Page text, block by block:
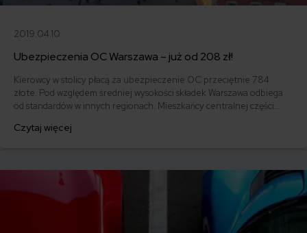
2019.04.10
Ubezpieczenia OC Warszawa – już od 208 zł!
Kierowcy w stolicy płacą za ubezpieczenie OC przeciętnie 784
złote. Pod względem średniej wysokości składek Warszawa odbiega
od standardów w innych regionach. Mieszkańcy centralnej części
złotych. W 2020 r. najtańsze OC w Warszawie wykupił 48-letni
Czytaj więcej